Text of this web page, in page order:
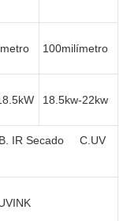
100milímetro
18.5kw-22kw
IR Secado C.UV